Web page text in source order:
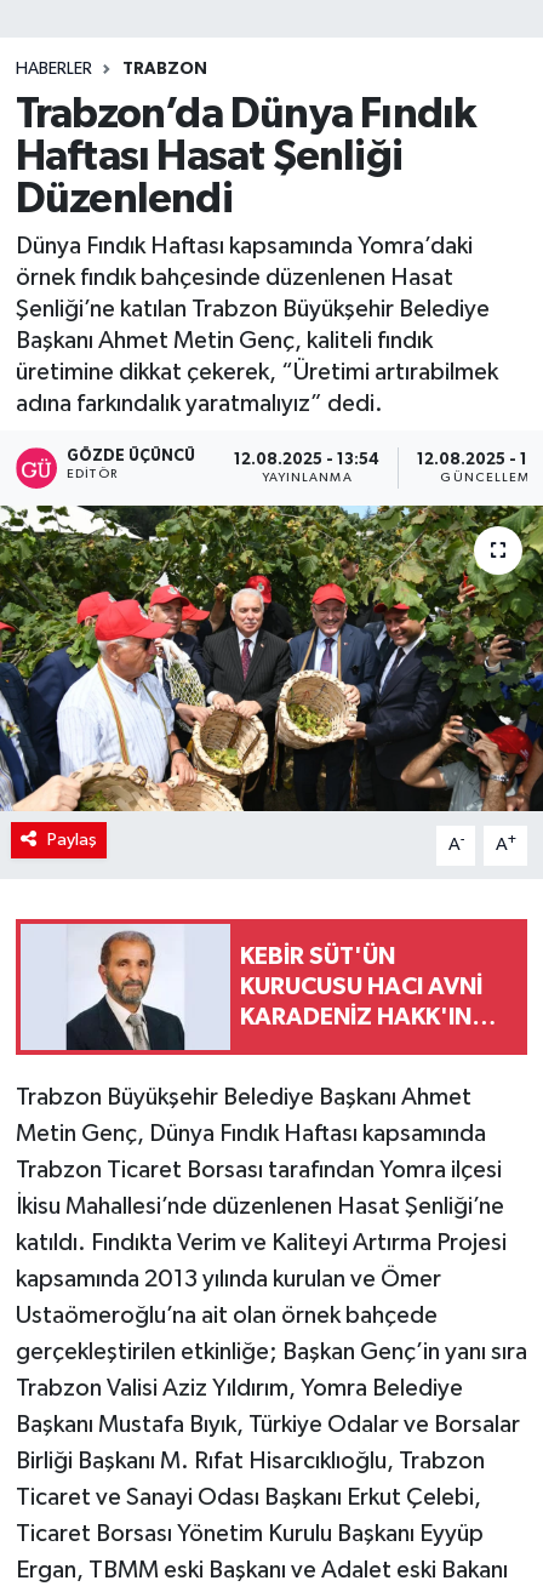
HABERLER TRABZON
Trabzon’da Dünya Fındık
Haftası Hasat Şenliği
Düzenlendi
Dünya Fındık Haftası kapsamında Yomra’daki
örnek fındık bahçesinde düzenlenen Hasat
Şenliği’ne katılan Trabzon Büyükşehir Belediye
Başkanı Ahmet Metin Genç, kaliteli fındık
üretimine dikkat çekerek, “Üretimi artırabilmek
adına farkındalık yaratmalıyız” dedi.
GÖZDE ÜÇÜNCÜ
EDITÖR
12.08.2025 - 13:54
YAYINLANMA
12.08.2025 -
GÜNCELLEME
Paylaş A- A+
KEBİR SÜT'ÜN
KURUCUSU HACI AVNİ
KARADENİZ HAKK'IN
Trabzon Büyükşehir Belediye Başkanı Ahmet
Metin Genç, Dünya Fındık Haftası kapsamında
Trabzon Ticaret Borsası tarafından Yomra ilçesi
İkisu Mahallesi’nde düzenlenen Hasat Şenliği’ne
katıldı. Fındıkta Verim ve Kaliteyi Artırma Projesi
kapsamında 2013 yılında kurulan ve Ömer
Ustaömeroğlu’na ait olan örnek bahçede
gerçekleştirilen etkinliğe; Başkan Genç’in yanı sıra
Trabzon Valisi Aziz Yıldırım, Yomra Belediye
Başkanı Mustafa Bıyık, Türkiye Odalar ve Borsalar
Birliği Başkanı M. Rıfat Hisarcıklıoğlu, Trabzon
Ticaret ve Sanayi Odası Başkanı Erkut Çelebi,
Ticaret Borsası Yönetim Kurulu Başkanı Eyyüp
Ergan, TBMM eski Başkanı ve Adalet eski Bakanı
Teknoloji
TRABZON
Yaşam